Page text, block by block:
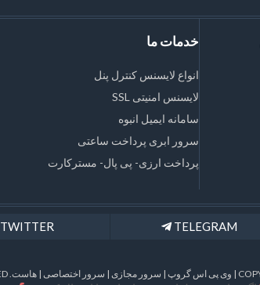
خدمات ما
انواع لایسنس کنترل پنل
لایسنس امنیتی SSL
سامانه ایمیل انبوه
سرور ابری پرداخت ساعتی
پرداخت ارزی- پی پال- مسترکارت
TWITTER TELEGRAM